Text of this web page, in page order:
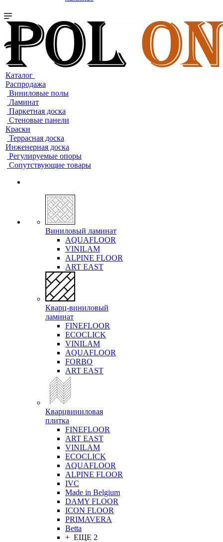
Каталог
Распродажа
Виниловые полы
Ламинат
Паркетная доска
Стеновые панели
Краски
Террасная доска
Инженерная доска
Регулируемые опоры
Сопутствующие товары
Виниловый ламинат
AQUAFLOOR
VINILAM
ALPINE FLOOR
ART EAST
Кварц-виниловый
ламинат
FINEFLOOR
ECOCLICK
VINILAM
AQUAFLOOR
FORBO
ART EAST
Кварцвиниловая
плитка
FINEFLOOR
ART EAST
VINILAM
ECOCLICK
AQUAFLOOR
ALPINE FLOOR
IVC
Made in Belgium
DAMY FLOOR
ICON FLOOR
PRIMAVERA
Betta
+ ЕЩЕ 2